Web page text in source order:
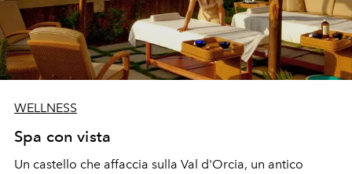
WELLNESS
Spa con vista
Un castello che affaccia sulla Val d'Orcia, un antico